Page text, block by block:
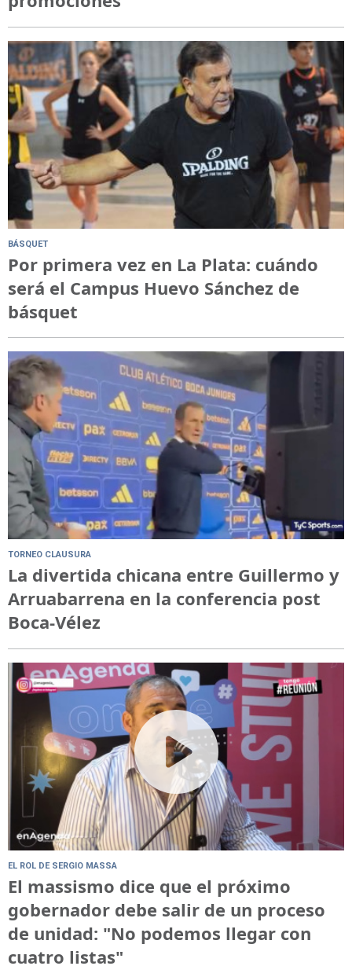
BÁSQUET
Por primera vez en La Plata: cuándo
será el Campus Huevo Sánchez de
básquet
TORNEO CLAUSURA
La divertida chicana entre Guillermo y
Arruabarrena en la conferencia post
Boca-Vélez
EL ROL DE SERGIO MASSA
El massismo dice que el próximo
gobernador debe salir de un proceso
de unidad: "No podemos llegar con
cuatro listas"